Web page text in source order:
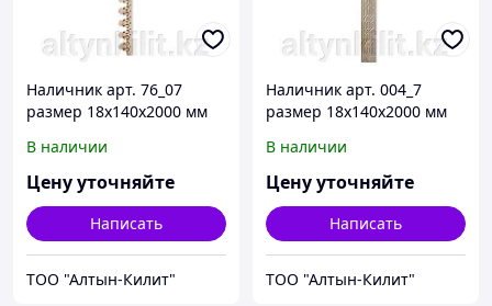
Наличник арт. 76_07
размер 18х140х2000 мм
В наличии
Цену уточняйте
Написать
ТОО "Алтын-Килит"
Наличник арт. 004_7
размер 18х140х2000 мм
В наличии
Цену уточняйте
Написать
ТОО "Алтын-Килит"